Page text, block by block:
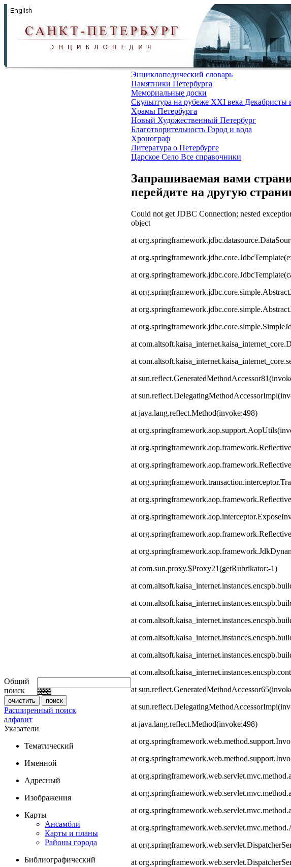
Общий
поиск
Расширенный поиск
алфавит
Указатели
Тематический
Именной
Адресный
Изображения
Карты
Ансамбли
Карты и планы
Районы города
Библиографический
Энциклопедический словарь
Памятники Петербурга
Мемориальные доски
Скульптура на рубеже XXI века Декабристы
Храмы Петербурга
Новый Художественный Петербург
Благотворительность Город и вода
Хронограф
Литература о Петербурге
Царское Село Все справочники
Запрашиваемая вами
перейдите на другую
Could not get JDBC Connection; nested
object
at
at
at
at
at
at
at
at
at
at
at java.lang.reflect.Method(invoke:498)
at
at
at
at
at
at
at
at
at com.sun.proxy.$Proxy21(getRubrikator:-1)
at
at
at
at
at
at
at
at
at java.lang.reflect.Method(invoke:498)
at
at
at
at
at
at
at
at